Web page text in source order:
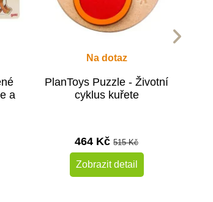
a
Na dotaz
PlanToys Puzzle - Životní
cyklus kuřete
464 Kč515 Kč
Zobrazit detail